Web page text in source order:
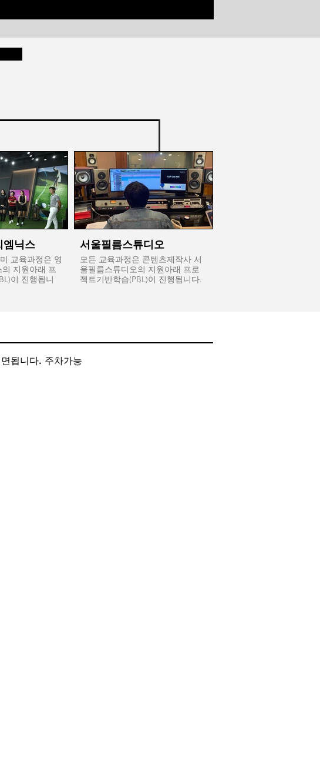
엠닉스
교육과정은 영
지원아래 프
이 진행됩니
서울필름스튜디오
모든 교육과정은 콘텐츠제작사 서
울필름스튜디오의 지원아래 프로
젝트기반학습(PBL)이 진행됩니다.
됩니다. 주차가능